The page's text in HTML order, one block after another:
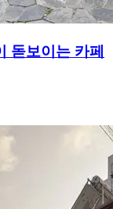
돋보이는 카페